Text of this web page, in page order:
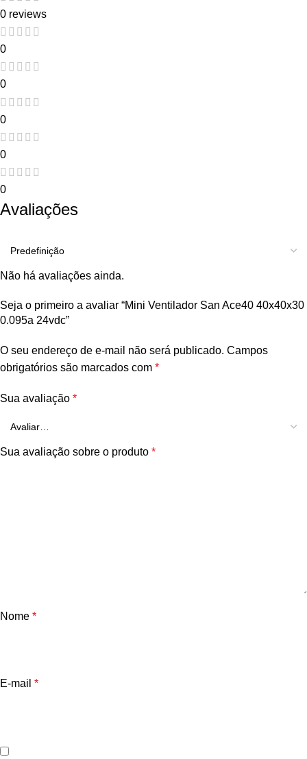
0 reviews
0
0
0
0
0
Avaliações
Não há avaliações ainda.
Seja o primeiro a avaliar “Mini Ventilador San Ace40 40x40x30
0.095a 24vdc”
O seu endereço de e-mail não será publicado. Campos
obrigatórios são marcados com *
Sua avaliação *
Sua avaliação sobre o produto *
Nome *
E-mail *